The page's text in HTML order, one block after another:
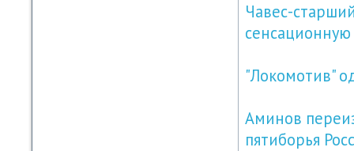
Чавес-
сенсационную
"Локомотив"
Аминов
пятиборья